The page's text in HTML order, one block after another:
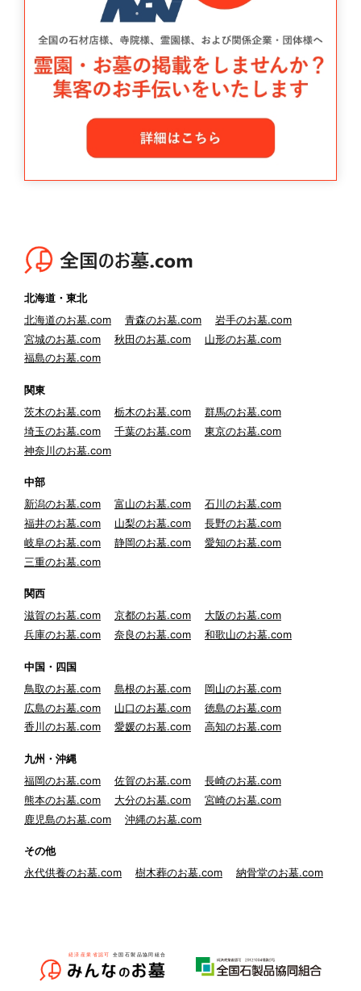
北海道・東北
北海道のお墓.com
青森のお墓.com
岩手のお墓.com
宮城のお墓.com
秋田のお墓.com
山形のお墓.com
福島のお墓.com
関東
茨木のお墓.com
栃木のお墓.com
群馬のお墓.com
埼玉のお墓.com
千葉のお墓.com
東京のお墓.com
神奈川のお墓.com
中部
新潟のお墓.com
富山のお墓.com
石川のお墓.com
福井のお墓.com
山梨のお墓.com
長野のお墓.com
岐阜のお墓.com
静岡のお墓.com
愛知のお墓.com
三重のお墓.com
関西
滋賀のお墓.com
京都のお墓.com
大阪のお墓.com
兵庫のお墓.com
奈良のお墓.com 和歌山のお墓.com
中国・四国
鳥取のお墓.com
島根のお墓.com
岡山のお墓.com
広島のお墓.com
山口のお墓.com
徳島のお墓.com
香川のお墓.com
愛媛のお墓.com 高知のお墓.com
九州・沖縄
福岡のお墓.com
佐賀のお墓.com
長崎のお墓.com
熊本のお墓.com
大分のお墓.com
宮崎のお墓.com
鹿児島のお墓.com
沖縄のお墓.com
その他
永代供養のお墓.com
樹木葬のお墓.com 納骨堂のお墓.com